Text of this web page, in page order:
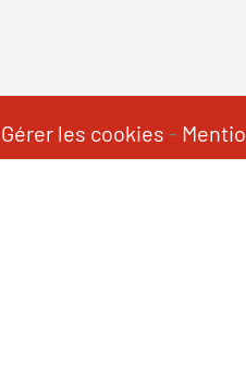
Gérer les cookies -